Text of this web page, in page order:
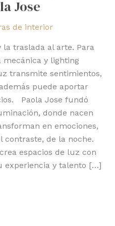
Jose
de interior
traslada al arte. Para
mecánica y lighting
transmite sentimientos,
puede aportar
Paola Jose fundó
donde nacen
en emociones,
contraste, de la noche.
espacios de luz con
experiencia y talento […]